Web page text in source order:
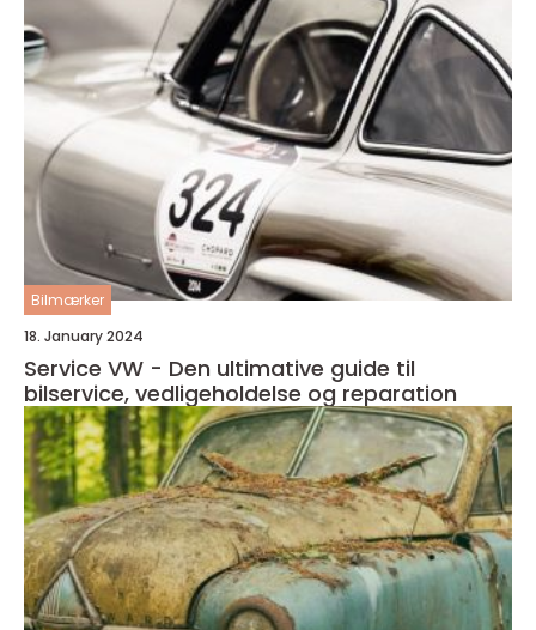
Bilmærker
18. January 2024
Service VW - Den ultimative guide til
bilservice, vedligeholdelse og reparation